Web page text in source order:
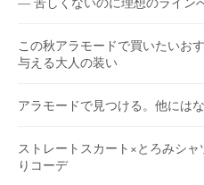
この秋アラモードで買いたいお
与える大人の装い
アラモードで見つける。他には
ストレートスカート×とろみシ
りコーデ